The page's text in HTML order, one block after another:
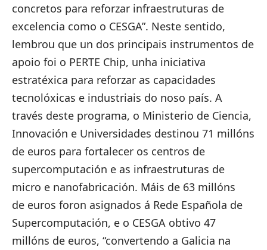
concretos para reforzar infraestruturas de
excelencia como o CESGA”. Neste sentido,
lembrou que un dos principais instrumentos de
apoio foi o PERTE Chip, unha iniciativa
estratéxica para reforzar as capacidades
tecnolóxicas e industriais do noso país. A
través deste programa, o Ministerio de Ciencia,
Innovación e Universidades destinou 71 millóns
de euros para fortalecer os centros de
supercomputación e as infraestruturas de
micro e nanofabricación. Máis de 63 millóns
de euros foron asignados á Rede Española de
Supercomputación, e o CESGA obtivo 47
millóns de euros, “convertendo a Galicia na